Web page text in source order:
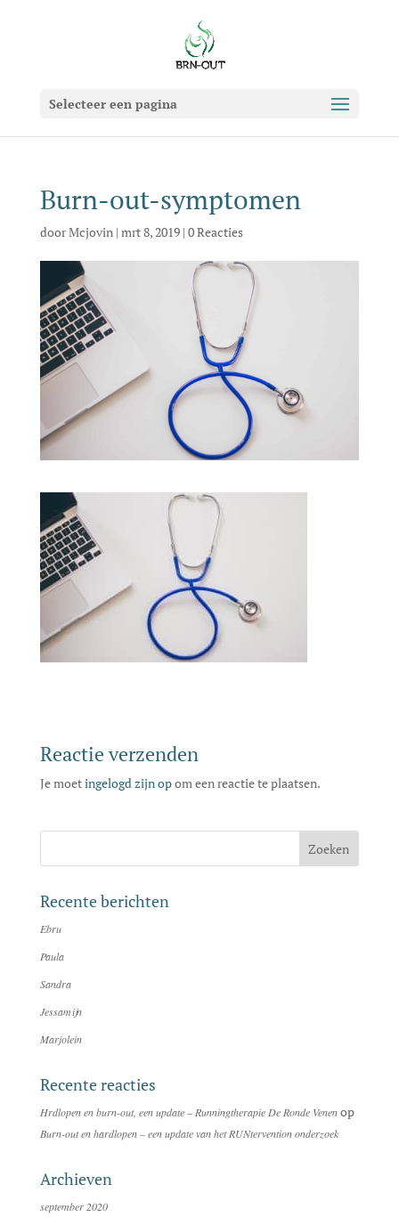
Selecteer een pagina
Burn-out-symptomen
doorMcjovin| mrt 8, 2019| 0 Reacties
Reactie verzenden
Je moetingelogd zijn opom een reactie te plaatsen.
Recente berichten
Ebru
Paula
Sandra
Jessamijn
Marjolein
Recente reacties
Hrdlopen en burn-out, een update – Runningtherapie De Ronde Venenop
Burn-out en hardlopen – een update van het RUNtervention onderzoek
Archieven
september 2020